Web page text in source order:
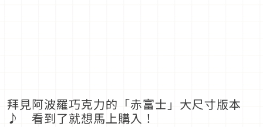
拜見阿波羅巧克力的「赤富士」大尺寸版本
♪ 看到了就想馬上購入！